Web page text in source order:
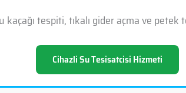
kaçağı tespiti, tıkalı gider açma ve
Cihazli Su Tesisatcisi Hizmeti